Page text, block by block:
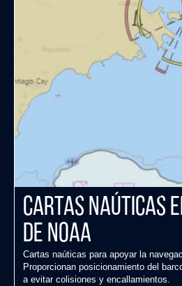
Cartas Naúticas
de NOAA
Cartas naúticas para apoyar la
Proporcionan posicionamiento del
a evitar colisiones y encallamientos.